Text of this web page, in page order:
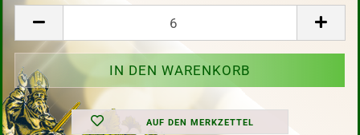
AUF DEN MERKZETTEL